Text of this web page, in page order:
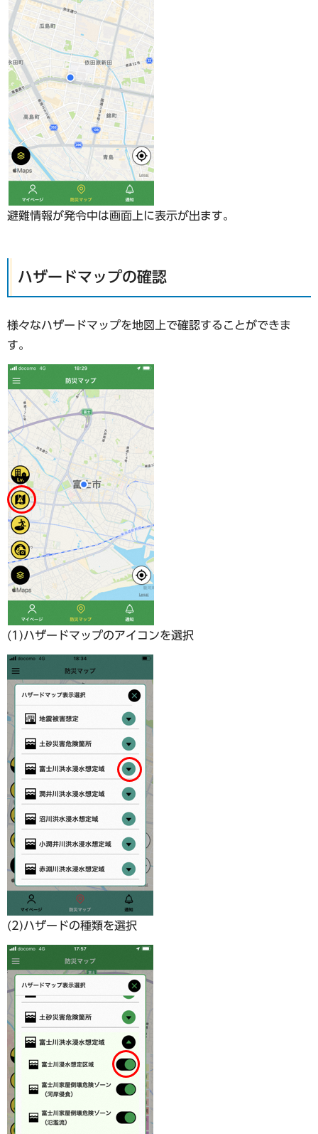
避難情報が発令中は画面上に表示が出ます。
ハザードマップの確認
様々なハザードマップを地図上で確認することができま
す。
(1)ハザードマップのアイコンを選択
(2)ハザードの種類を選択